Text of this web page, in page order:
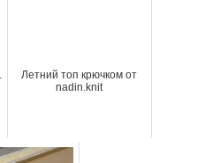
Летний топ крючком от
nadin.knit